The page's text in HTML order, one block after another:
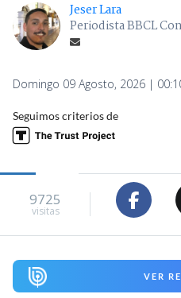
Jeser Lara
Periodista BBCL
Domingo 09 Agosto, 2026 |
Seguimos criterios de
9725
visitas
VER